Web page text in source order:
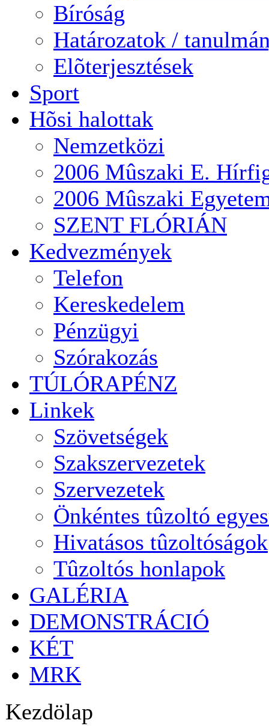
Bíróság
Határozatok /
Elõterjesztések
Sport
Hõsi halottak
Nemzetközi
2006 Mûszaki E.
2006 Mûszaki
SZENT FLÓRIÁN
Kedvezmények
Telefon
Kereskedelem
Pénzügyi
Szórakozás
TÚLÓRAPÉNZ
Linkek
Szövetségek
Szakszervezetek
Szervezetek
Önkéntes tûzoltó
Hivatásos tûzoltóságok
Tûzoltós honlapok
GALÉRIA
DEMONSTRÁCIÓ
KÉT
MRK
Kezdölap